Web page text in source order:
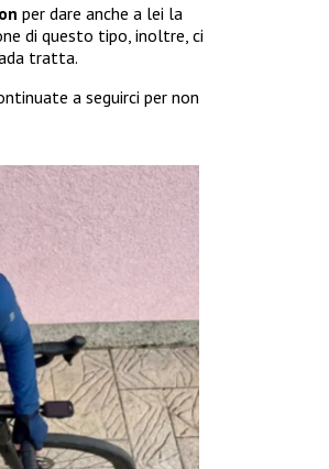
per dare anche a lei la
di questo tipo, inoltre, ci
tratta.
a seguirci per non